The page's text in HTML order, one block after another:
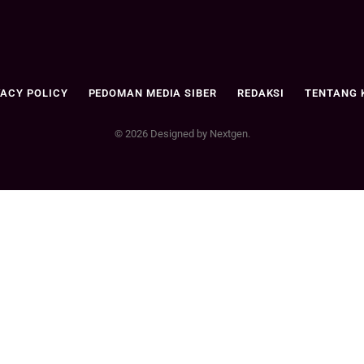
POLICY PEDOMAN MEDIA SIBER REDAKSI TENTANG
© 2026 Designed by Nextgen.